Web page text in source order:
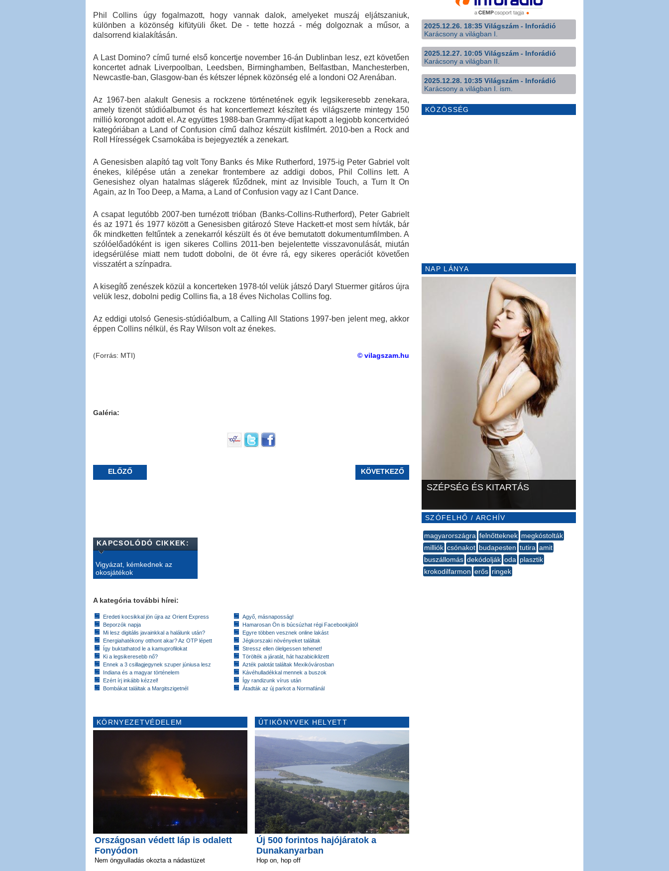
Phil Collins úgy fogalmazott, hogy vannak dalok, amelyeket muszáj eljátszaniuk,
különben a közönség kifütyüli őket. De - tette hozzá - még dolgoznak a műsor, a
dalsorrend kialakításán.
A Last Domino? című turné első koncertje november 16-án Dublinban lesz, ezt követően
koncertet adnak Liverpoolban, Leedsben, Birminghamben, Belfastban, Manchesterben,
Newcastle-ban, Glasgow-ban és kétszer lépnek közönség elé a londoni O2 Arenában.
Az 1967-ben alakult Genesis a rockzene történetének egyik legsikeresebb zenekara,
amely tizenöt stúdióalbumot és hat koncertlemezt készített és világszerte mintegy 150
millió korongot adott el. Az együttes 1988-ban Grammy-díjat kapott a legjobb koncertvideó
kategóriában a Land of Confusion című dalhoz készült kisfilmért. 2010-ben a Rock and
Roll Hírességek Csarnokába is bejegyezték a zenekart.
A Genesisben alapító tag volt Tony Banks és Mike Rutherford, 1975-ig Peter Gabriel volt
énekes, kilépése után a zenekar frontembere az addigi dobos, Phil Collins lett. A
Genesishez olyan hatalmas slágerek fűződnek, mint az Invisible Touch, a Turn It On
Again, az In Too Deep, a Mama, a Land of Confusion vagy az I Cant Dance.
A csapat legutóbb 2007-ben turnézott trióban (Banks-Collins-Rutherford), Peter Gabrielt
és az 1971 és 1977 között a Genesisben gitározó Steve Hackett-et most sem hívták, bár
ők mindketten feltűntek a zenekarról készült és öt éve bemutatott dokumentumfilmben. A
szólóelőadóként is igen sikeres Collins 2011-ben bejelentette visszavonulását, miután
idegsérülése miatt nem tudott dobolni, de öt évre rá, egy sikeres operációt követően
visszatért a színpadra.
A kisegítő zenészek közül a koncerteken 1978-tól velük játszó Daryl Stuermer gitáros újra
velük lesz, dobolni pedig Collins fia, a 18 éves Nicholas Collins fog.
Az eddigi utolsó Genesis-stúdióalbum, a Calling All Stations 1997-ben jelent meg, akkor
éppen Collins nélkül, és Ray Wilson volt az énekes.
© vilagszam.hu
(Forrás: MTI)
Galéria:
ELŐZŐ KÖVETKEZŐ
KAPCSOLÓDÓ CIKKEK:
Vigyázat, kémkednek az
okosjátékok
A kategória további hírei:
Eredeti kocsikkal jön újra az Orient Express
Beporzók napja
Mi lesz digitális javainkkal a halálunk után?
Energiahatékony otthont akar? Az OTP lépett
Így buktathatod le a kamuprofilokat
Ki a legsikeresebb nő?
Ennek a 3 csillagjegynek szuper júniusa lesz
Indiana és a magyar történelem
Ezért írj inkább kézzel!
Bombákat találtak a Margitszigetnél
Agyő, másnaposság!
Hamarosan Ön is búcsúzhat régi Facebookjától
Egyre többen vesznek online lakást
Jégkorszaki növényeket találtak
Stressz ellen ölelgessen tehenet!
Törölték a járatát, hát hazabiciklizett
Azték palotát találtak Mexikóvárosban
Kávéhulladékkal mennek a buszok
Így randizunk vírus után
Átadták az új parkot a Normafánál
KÖRNYEZETVÉDELEM
Országosan védett láp is odalett
Fonyódon
Nem öngyulladás okozta a nádastüzet
ÚTIKÖNYVEK HELYETT
Új 500 forintos hajójáratok a
Dunakanyarban
Hop on, hop off
2025.12.26. 18:35 Világszám - Inforádió
Karácsony a világban I.
2025.12.27. 10:05 Világszám - Inforádió
Karácsony a világban II.
2025.12.28. 10:35 Világszám - Inforádió
Karácsony a világban I. ism.
KÖZÖSSÉG
NAP LÁNYA
SZÉPSÉG ÉS KITARTÁS
SZÓFELHŐ / ARCHÍV
magyarországra felnőtteknek megkóstolták
milliók csónakot budapesten tutira amit
buszállomás dekódolják oda plasztik
krokodilfarmon erős ringek